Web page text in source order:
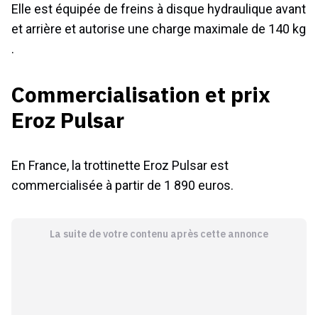
Elle est équipée de freins à disque hydraulique avant
et arrière et autorise une charge maximale de 140 kg
.
Commercialisation et prix
Eroz Pulsar
En France, la trottinette Eroz Pulsar est
commercialisée à partir de 1 890 euros.
La suite de votre contenu après cette annonce